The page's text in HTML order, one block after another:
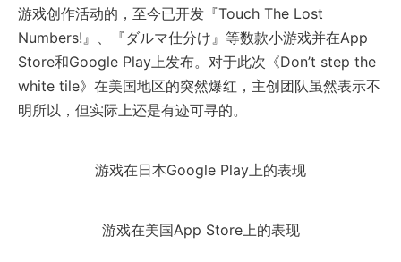
游戏创作活动的，至今已开发『Touch The Lost
Numbers!』、『ダルマ仕分け』等数款小游戏并在App
Store和Google Play上发布。对于此次《Don’t step the
white tile》在美国地区的突然爆红，主创团队虽然表示不
明所以，但实际上还是有迹可寻的。
游戏在日本Google Play上的表现
游戏在美国App Store上的表现